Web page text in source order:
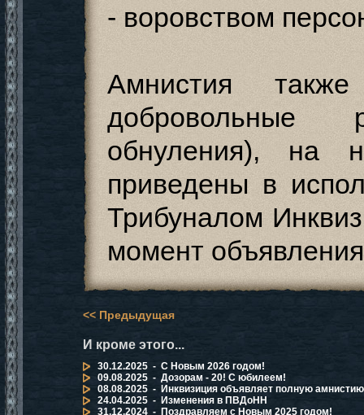
- воровством
Амнистия
добровольные
обнуления), на
приведены в
Трибуналом
момент
<< Предыдущая
И кроме этого...
30.12.2025 - С Новым 2026 годом!
09.08.2025 - Дозорам - 20! С юбилеем!
08.08.2025 - Инквизиция объявляет полную
24.04.2025 - Изменения в ПВДоНН
31.12.2024 - Поздравляем с Новым 2025 годом!